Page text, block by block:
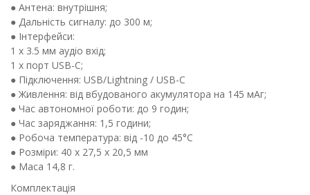
● Антена: внутрішня;
● Дальність сигналу: до 300 м;
● Інтерфейси:
1 х 3.5 мм аудіо вхід;
1 х порт USB-C;
● Підключення: USB/Lightning / USB-C
● Живлення: від вбудованого акумулятора на 145 мАг;
● Час автономної роботи: до 9 годин;
● Час заряджання: 1,5 години;
● Робоча температура: від -10 до 45°C
● Розміри: 40 х 27,5 х 20,5 мм
● Маса 14,8 г.
Комплектація